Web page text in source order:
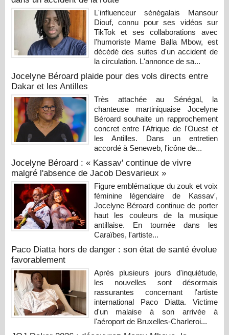
L'influenceur sénégalais Mansour
Diouf, connu pour ses vidéos sur
TikTok et ses collaborations avec
l'humoriste Mame Balla Mbow, est
décédé des suites d'un accident de
la circulation. L'annonce de sa...
Jocelyne Béroard plaide pour des vols directs entre
Dakar et les Antilles
Très attachée au Sénégal, la
chanteuse martiniquaise Jocelyne
Béroard souhaite un rapprochement
concret entre l'Afrique de l'Ouest et
les Antilles. Dans un entretien
accordé à Seneweb, l'icône de...
Jocelyne Béroard : « Kassav' continue de vivre
malgré l'absence de Jacob Desvarieux »
Figure emblématique du zouk et voix
féminine légendaire de Kassav',
Jocelyne Béroard continue de porter
haut les couleurs de la musique
antillaise. En tournée dans les
Caraïbes, l'artiste...
Paco Diatta hors de danger : son état de santé évolue
favorablement
Après plusieurs jours d'inquiétude,
les nouvelles sont désormais
rassurantes concernant l'artiste
international Paco Diatta. Victime
d'un malaise à son arrivée à
l'aéroport de Bruxelles-Charleroi...